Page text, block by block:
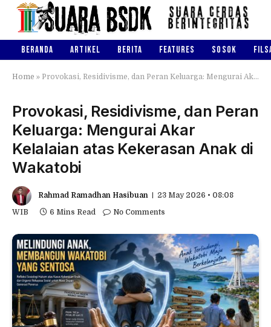
BERANDA ARTIKEL BERITA FEATURES SOSOK
Home » Provokasi, Residivisme, dan Peran Keluarga: Mengurai Akar Kelalaian atas Kekerasan Anak di Wakatobi
Provokasi, Residivisme, dan Peran
Keluarga: Mengurai Akar
Kelalaian atas Kekerasan Anak di
Wakatobi
Rahmad Ramadhan Hasibuan
23 May 2026 • 08:08
WIB
6 Mins Read No Comments